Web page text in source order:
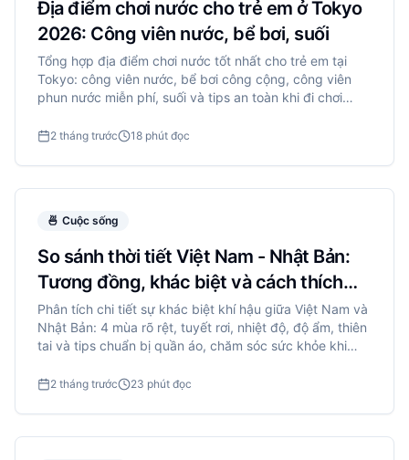
Địa điểm chơi nước cho trẻ em ở Tokyo
2026: Công viên nước, bể bơi, suối
Tổng hợp địa điểm chơi nước tốt nhất cho trẻ em tại
Tokyo: công viên nước, bể bơi công cộng, công viên
phun nước miễn phí, suối và tips an toàn khi đi chơi
2 tháng trước 18 phút đọc
🍜 Cuộc sống
So sánh thời tiết Việt Nam - Nhật Bản:
Tương đồng, khác biệt và cách thích
nghi
Phân tích chi tiết sự khác biệt khí hậu giữa Việt Nam và
Nhật Bản: 4 mùa rõ rệt, tuyết rơi, nhiệt độ, độ ẩm, thiên
tai và tips chuẩn bị quần áo, chăm sóc sức khỏe khi
2 tháng trước 23 phút đọc